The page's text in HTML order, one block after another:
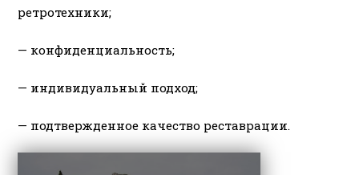
ретротехники;
— конфиденциальность;
— индивидуальный подход;
— подтвержденное качество реставрации.